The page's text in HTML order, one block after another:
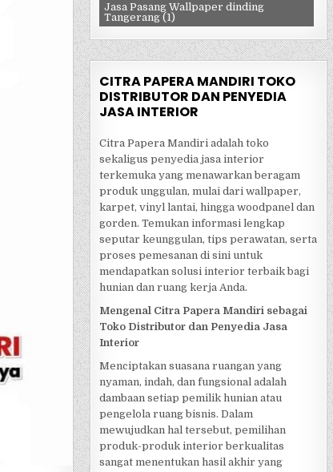
Jasa Pasang Wallpaper dinding
Tangerang(1)
CITRA PAPERA MANDIRI TOKO
DISTRIBUTOR DAN PENYEDIA
JASA INTERIOR
Citra Papera Mandiri adalah toko
sekaligus penyedia jasa interior
terkemuka yang menawarkan beragam
produk unggulan, mulai dari wallpaper,
karpet, vinyl lantai, hingga woodpanel dan
gorden. Temukan informasi lengkap
seputar keunggulan, tips perawatan, serta
proses pemesanan di sini untuk
mendapatkan solusi interior terbaik bagi
hunian dan ruang kerja Anda.
Mengenal Citra Papera Mandiri sebagai
Toko Distributor dan Penyedia Jasa
Interior
Menciptakan suasana ruangan yang
nyaman, indah, dan fungsional adalah
dambaan setiap pemilik hunian atau
pengelola ruang bisnis. Dalam
mewujudkan hal tersebut, pemilihan
produk-produk interior berkualitas
sangat menentukan hasil akhir yang